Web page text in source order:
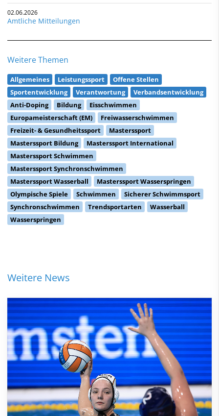
02.06.2026
Amtliche Mitteilungen
Weitere Themen
Allgemeines Leistungssport
Offene Stellen
Sportentwicklung
Verantwortung
Verbandsentwicklung
Anti-Doping
Bildung
Eisschwimmen
Europameisterschaft (EM)
Freiwasserschwimmen
Freizeit- & Gesundheitssport
Masterssport
Masterssport Bildung
Masterssport International
Masterssport Schwimmen
Masterssport Synchronschwimmen
Masterssport Wasserball
Masterssport Wasserspringen
Olympische Spiele
Schwimmen
Sicherer Schwimmsport
Synchronschwimmen
Trendsportarten
Wasserball
Wasserspringen
Weitere News